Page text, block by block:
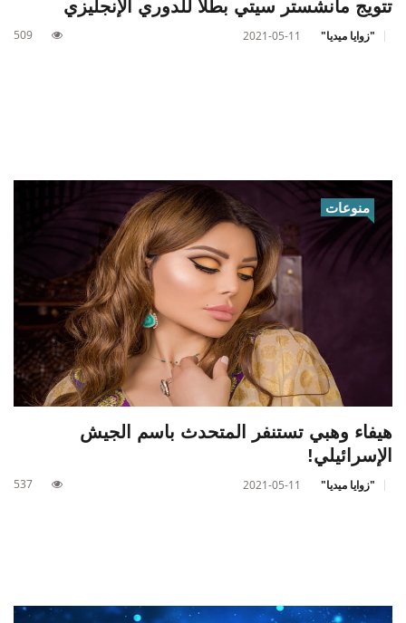
تتويج مانشستر سيتي بطلا للدوري الإنجليزي
"زوايا ميديا" 2021-05-11
509
منوعات
هيفاء وهبي تستنفر المتحدث باسم الجيش
الإسرائيلي!
"زوايا ميديا" 2021-05-11
537